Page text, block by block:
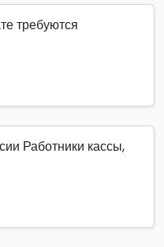
требуются
Работники кассы,